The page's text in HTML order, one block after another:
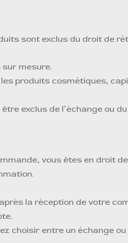
sont exclus du droit de
mesure.
produits cosmétiques,
exclus de l’échange ou
vous êtes en droit
après la réception de votre
choisir entre un échange